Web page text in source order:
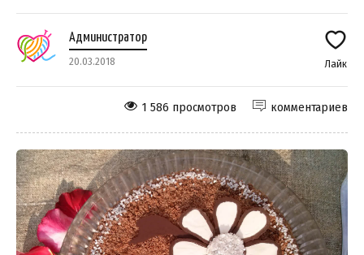
Администратор
20.03.2018 Лайк
комментариев
1 586 просмотров